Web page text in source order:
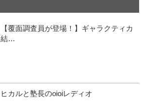
【覆面調査員が登場！】ギャラクティカ
結…
ヒカルと塾長のoioiレディオ